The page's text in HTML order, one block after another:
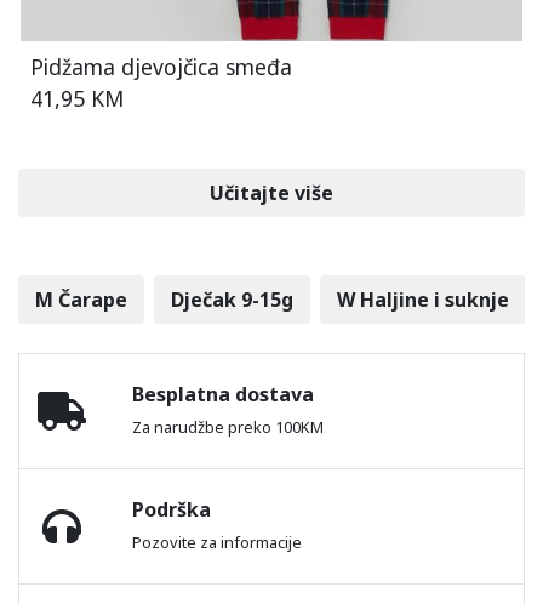
Pidžama djevojčica smeđa
41,95 KM
Učitajte više
M Čarape Dječak 9-15g W Haljine i suknje
Besplatna dostava
Za narudžbe preko 100KM
Podrška
Pozovite za informacije